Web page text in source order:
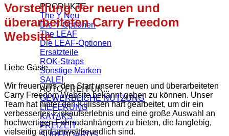
PRODUKTE
The Y
Die Y-Optionen
The LEAF
Die LEAF-Optionen
Ersatzteile
ROK-Straps
Sonstige Marken
SALE!
AUTO FREI FÜR...
GEWERBLICHE NUTZUNG
LIEFERUNG
KAYAKS
FREIZEIT
Vorstellung der neuen und
überarbeiteten Carry Freedom
Website
Liebe Gäste,
Wir freuen uns, den Start unserer neuen und überarbeiteten
Carry Freedom Website bekannt geben zu können. Unser
Team hat hinter den Kulissen hart gearbeitet, um dir ein
verbessertes Einkaufserlebnis und eine große Auswahl an
hochwertigen Fahrradanhängern zu bieten, die langlebig,
vielseitig und umweltfreundlich sind.